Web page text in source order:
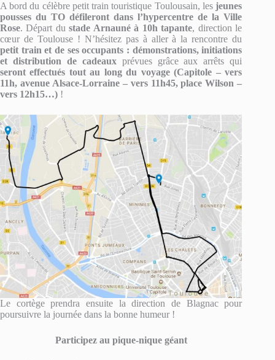
A bord du célèbre petit train touristique Toulousain, les jeunes
pousses du TO défileront dans l’hypercentre de la Ville
Rose. Départ dustade Arnauné à 10h tapante, direction le
cœur de Toulouse ! N’hésitez pas à aller à la rencontre du
petit train et de ses occupants : démonstrations, initiations
et distribution de cadeauxprévues grâce aux arrêts qui
seront effectués tout au long du voyage (Capitole – vers
11h, avenue Alsace-Lorraine – vers 11h45, place Wilson –
vers 12h15…) !
Le cortège prendra ensuite la direction de Blagnac pour
poursuivre la journée dans la bonne humeur !
Participez au pique-nique géant